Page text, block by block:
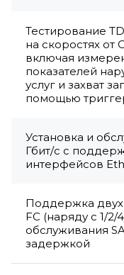
Тестирование
на скоростях от
включая
показателей
услуг и захват
помощью
Установка и
Гбит/с с
интерфейсов
Поддержка
FC (наряду с 1/2/
обслуживания
задержкой